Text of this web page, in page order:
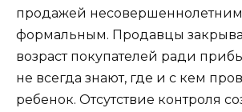
продажей несовершеннолетним
формальным. Продавцы
возраст покупателей ради
не всегда знают, где и с кем
ребенок. Отсутствие контроля